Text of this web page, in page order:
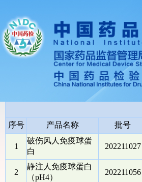
序号
产品名称 批号
1
破伤风人免疫球蛋
白
202211027
2
静注人免疫球蛋白
（pH4）
202211056